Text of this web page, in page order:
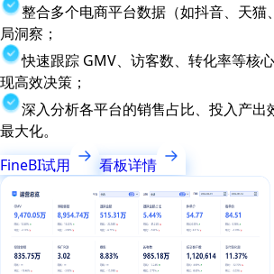
整合多个电商平台数据（如抖音、天猫
局洞察；
快速跟踪 GMV、访客数、转化率等核
现高效决策；
深入分析各平台的销售占比、投入产出
最大化。
FineBI试用
看板详情